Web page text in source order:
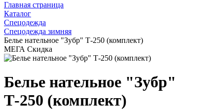
Главная страница
Каталог
Спецодежда
Спецодежда зимняя
Белье нательное "Зубр" Т-250 (комплект)
МЕГА Скидка
Белье нательное "Зубр"
Т-250 (комплект)